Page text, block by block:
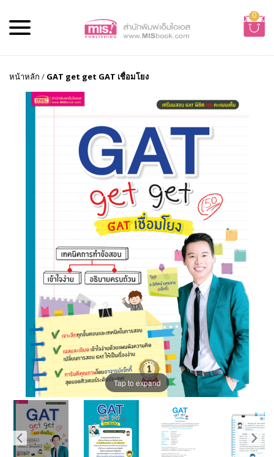
0
หน้าหลัก / GAT get get GAT เชื่อมโยง
Tap to expand